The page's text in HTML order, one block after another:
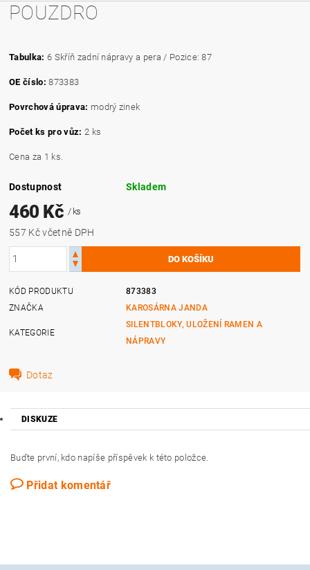
POUZDRO
Tabulka: 6 Skříň zadní nápravy a pera / Pozice: 87
OE číslo: 873383
Povrchová úprava: modrý zinek
Počet ks pro vůz: 2 ks
Cena za 1 ks.
Dostupnost Skladem
460 Kč / ks
557 Kč včetně DPH
KÓD PRODUKTU
873383
ZNAČKA
KAROSÁRNA JANDA
KATEGORIE
SILENTBLOKY, ULOŽENÍ RAMEN A
NÁPRAVY
Dotaz
DISKUZE
Buďte první, kdo napíše příspěvek k této položce.
Přidat komentář